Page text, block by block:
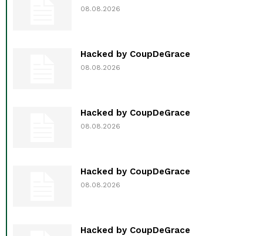
08.08.2026
Hacked by CoupDeGrace
08.08.2026
Hacked by CoupDeGrace
08.08.2026
Hacked by CoupDeGrace
08.08.2026
Hacked by CoupDeGrace